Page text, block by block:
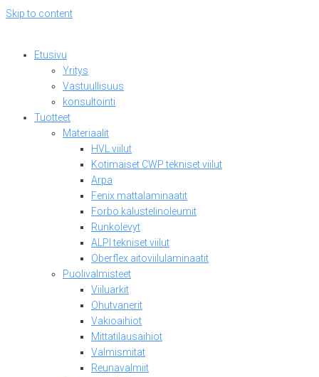
Skip to content
Etusivu
Yritys
Vastuullisuus
konsultointi
Tuotteet
Materiaalit
HVL viilut
Kotimaiset CWP tekniset viilut
Arpa
Fenix mattalaminaatit
Forbo kalustelinoleumit
Runkolevyt
ALPI tekniset viilut
Oberflex aitoviilulaminaatit
Puolivalmisteet
Viiluarkit
Ohutvanerit
Vakioaihiot
Mittatilausaihiot
Valmismitat
Reunavalmiit